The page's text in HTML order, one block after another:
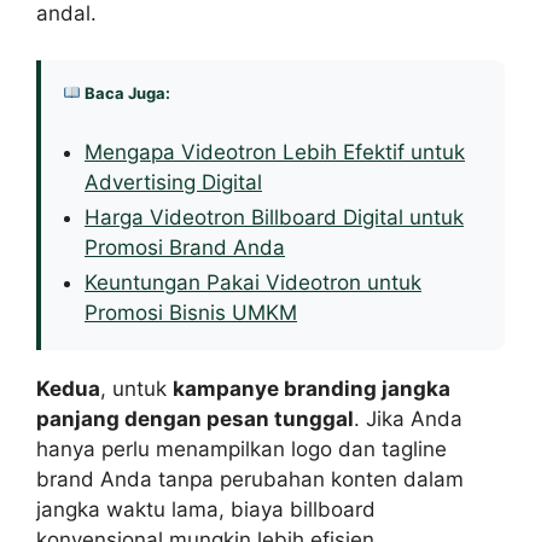
andal.
Baca Juga:
Mengapa Videotron Lebih Efektif untuk
Advertising Digital
Harga Videotron Billboard Digital untuk
Promosi Brand Anda
Keuntungan Pakai Videotron untuk
Promosi Bisnis UMKM
Kedua, untuk kampanye branding jangka
panjang dengan pesan tunggal. Jika Anda
hanya perlu menampilkan logo dan tagline
brand Anda tanpa perubahan konten dalam
jangka waktu lama, biaya billboard